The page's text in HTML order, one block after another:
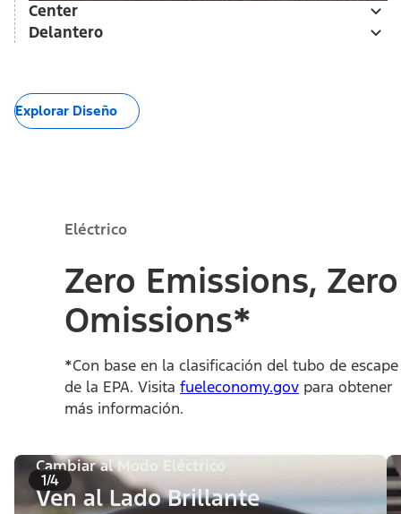
Center
Delantero
Explorar Diseño
Eléctrico
Zero Emissions, Zero
Omissions*
*Con base en la clasificación del tubo de escape
de la EPA. Visita fueleconomy.gov para obtener
más información.
1/4
Cambiar al Modo Eléctrico
Ven al Lado Brillante